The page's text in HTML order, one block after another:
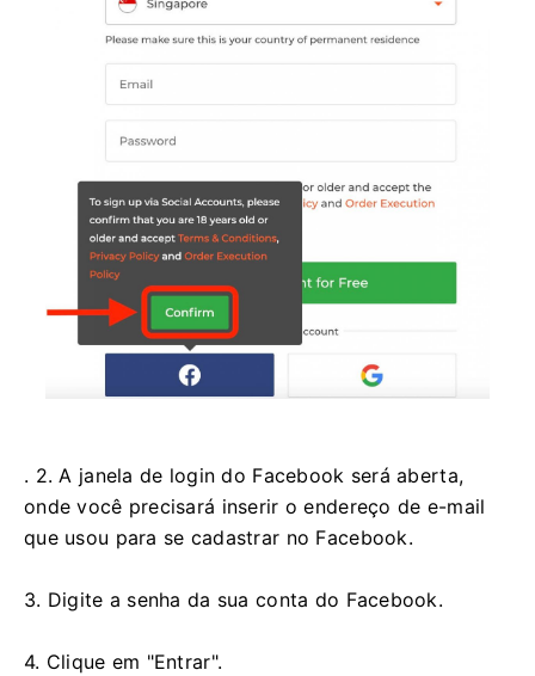
. 2. A janela de login do Facebook será aberta,
onde você precisará inserir o endereço de e-mail
que usou para se cadastrar no Facebook.
3. Digite a senha da sua conta do Facebook.
4. Clique em "Entrar".